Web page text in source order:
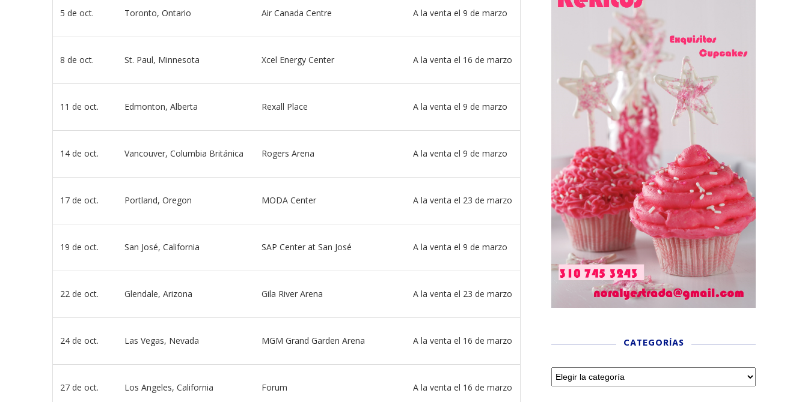
5 de oct. Toronto, Ontario Air Canada Centre A la venta el 9 de marzo
8 de oct. St. Paul, Minnesota Xcel Energy Center A la venta el 16 de marzo
11 de oct. Edmonton, Alberta Rexall Place A la venta el 9 de marzo
14 de oct. Vancouver, Columbia Británica Rogers Arena A la venta el 9 de marzo
17 de oct. Portland, Oregon MODA Center A la venta el 23 de marzo
19 de oct. San José, California SAP Center at San José A la venta el 9 de marzo
22 de oct. Glendale, Arizona Gila River Arena A la venta el 23 de marzo
24 de oct. Las Vegas, Nevada MGM Grand Garden Arena A la venta el 16 de marzo
27 de oct. Los Angeles, California Forum A la venta el 16 de marzo
CATEGORÍAS